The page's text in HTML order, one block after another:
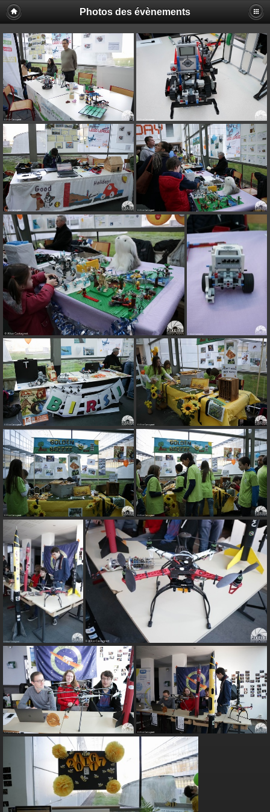
Photos des évènements